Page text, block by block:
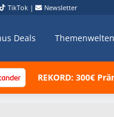
TikTok | Newsletter
Deals Themenwelten
REKORD: 300€